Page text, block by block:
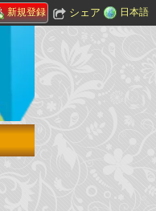
新規登録 シェア 日本語